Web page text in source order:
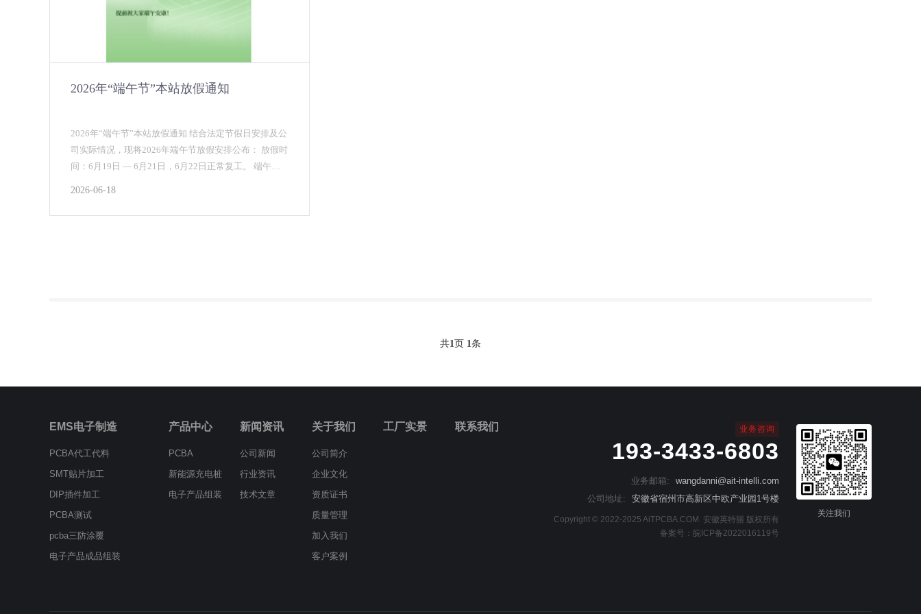
2026年“端午节”本站放假通知
2026年“端午节”本站放假通知 结合法定节假日安排及公
司实际情况，现将2026年端午节放假安排公布： 放假时
间：6月19日 — 6月21日，6月22日正常复工。 端午安
2026-06-18
共1页 1条
EMS电子制造
PCBA代工代料
SMT贴片加工
DIP插件加工
PCBA测试
pcba三防涂覆
电子产品成品组装
产品中心
PCBA
新能源充电桩
电子产品组装
新闻资讯
公司新闻
行业资讯
技术文章
关于我们
公司简介
企业文化
资质证书
质量管理
加入我们
客户案例
工厂实景 联系我们 业务咨询
193-3433-6803
业务邮箱:
wangdanni@ait-intelli.com
公司地址:
安徽省宿州市高新区中欧产业园1号楼
Copyright © 2022-2025 AiTPCBA.COM. 安徽英特丽 版权所有
备案号： 皖ICP备2022016119号
关注我们